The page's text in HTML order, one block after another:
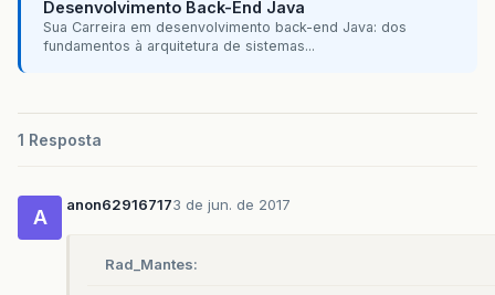
Desenvolvimento Back-End Java
Sua Carreira em desenvolvimento back-end Java: dos
fundamentos à arquitetura de sistemas...
1 Resposta
A
anon629167173 de jun. de 2017
Rad_Mantes: